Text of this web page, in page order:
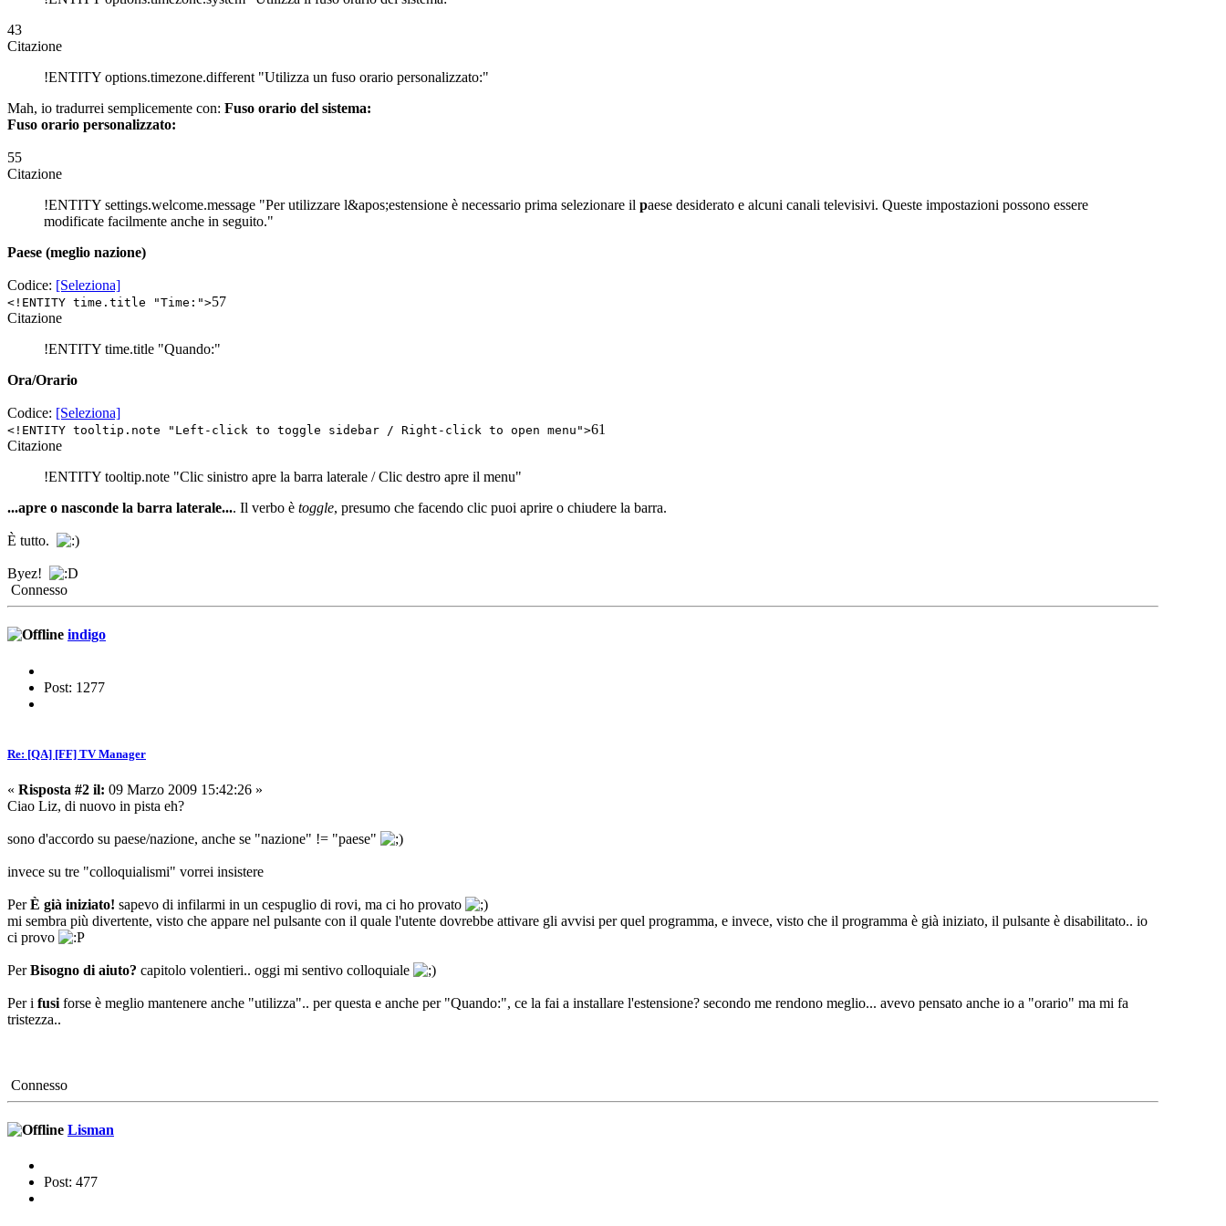
43
Citazione
!ENTITY options.timezone.different "Utilizza un fuso orario personalizzato:"
Mah, io tradurrei semplicemente con: Fuso orario del sistema:
Fuso orario personalizzato:
55
Citazione
!ENTITY settings.welcome.message "Per utilizzare l&apos;estensione è necessario prima selezionare il paese desiderato e alcuni canali televisivi. Queste impostazioni possono essere
modificate facilmente anche in seguito."
Paese (meglio nazione)
Codice: [Seleziona]
<!ENTITY time.title "Time:">57
Citazione
!ENTITY time.title "Quando:"
Ora/Orario
Codice: [Seleziona]
<!ENTITY tooltip.note "Left-click to toggle sidebar / Right-click to open menu">61
Citazione
!ENTITY tooltip.note "Clic sinistro apre la barra laterale / Clic destro apre il menu"
...apre o nasconde la barra laterale.... Il verbo è toggle, presumo che facendo clic puoi aprire o chiudere la barra.
È tutto.
Byez!
Connesso
indigo
Post: 1277
Re: [QA] [FF] TV Manager
« Risposta #2 il: 09 Marzo 2009 15:42:26 »
Ciao Liz, di nuovo in pista eh?
sono d'accordo su paese/nazione, anche se "nazione" != "paese"
invece su tre "colloquialismi" vorrei insistere
PerÈ già iniziato! sapevo di infilarmi in un cespuglio di rovi, ma ci ho provato
mi sembra più divertente, visto che appare nel pulsante con il quale l'utente dovrebbe attivare gli avvisi per quel programma, e invece, visto che il programma è già iniziato, il pulsante è disabilitato.. io
ci provo
PerBisogno di aiuto? capitolo volentieri.. oggi mi sentivo colloquiale
Per i fusi forse è meglio mantenere anche "utilizza".. per questa e anche per "Quando:", ce la fai a installare l'estensione? secondo me rendono meglio... avevo pensato anche io a "orario" ma mi fa
tristezza..
Connesso
Lisman
Post: 477